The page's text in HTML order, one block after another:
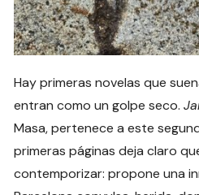
Hay primeras novelas que
entran como un golpe seco.
Masa, pertenece a este
primeras páginas deja claro
contemporizar: propone una